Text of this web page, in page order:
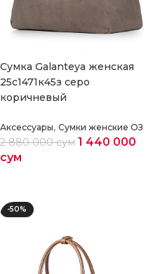
Cумка Galanteya женская
25с1471к45з серо
коричневый
Аксессуары, Сумки женские ОЗ
2 880 000сум 1 440 000
сум
-50%